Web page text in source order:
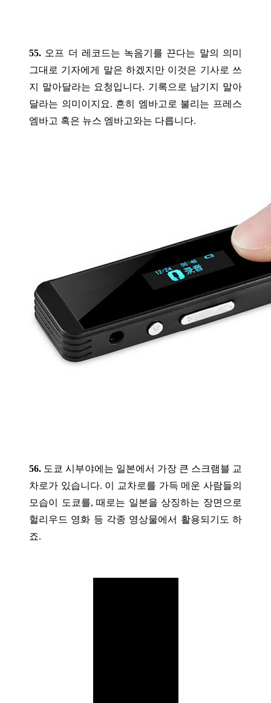
55. 오프 더 레코드는 녹음기를 끈다는 말의 의미
그대로 기자에게 말은 하겠지만 이것은 기사로 쓰
지 말아달라는 요청입니다. 기록으로 남기지 말아
달라는 의미이지요. 흔히 엠바고로 불리는 프레스
엠바고 혹은 뉴스 엠바고와는 다릅니다.
56. 도쿄 시부야에는 일본에서 가장 큰 스크램블 교
차로가 있습니다. 이 교차로를 가득 메운 사람들의
모습이 도쿄를, 때로는 일본을 상징하는 장면으로
헐리우드 영화 등 각종 영상물에서 활용되기도 하
죠.